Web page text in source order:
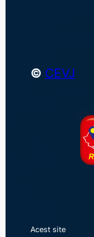
© CEVJ
Acest site